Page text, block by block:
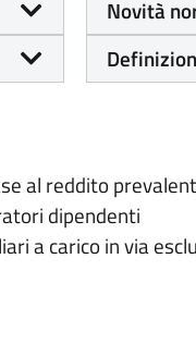
Novità
al reddito
dipendenti
a carico in via